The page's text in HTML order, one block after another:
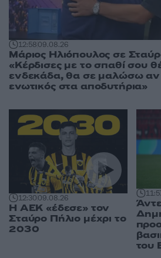
12:5809.08.26
Μάριος Ηλιόπουλος σε
«Κέρδισες με το σπαθί σου
ενδεκάδα, θα σε μαλώσω αν
ενωτικός στα αποδυτήρια»
12:3009.08.26
Η ΑΕΚ «έδεσε» τον
Σταύρο Πήλιο μέχρι το
2030
του